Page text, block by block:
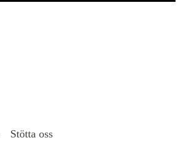
Stötta oss